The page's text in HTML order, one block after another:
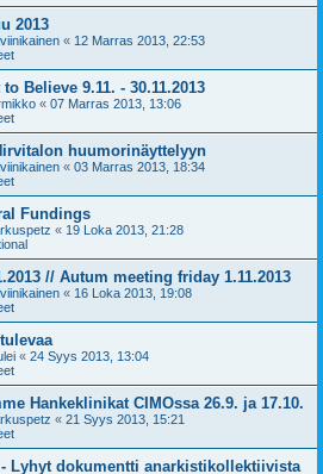
2013
« 12 Marras 2013, 22:53
Believe 9.11. - 30.11.2013
« 07 Marras 2013, 13:06
huumorinäyttelyyn
« 03 Marras 2013, 18:34
Fundings
« 19 Loka 2013, 21:28
// Autum meeting friday 1.11.2013
« 16 Loka 2013, 19:08
« 24 Syys 2013, 13:04
Hankeklinikat CIMOssa 26.9. ja 17.10.
« 21 Syys 2013, 15:21
- Lyhyt dokumentti anarkistikollektiivista